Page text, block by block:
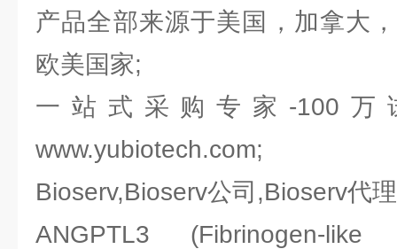
产品全部来源于美国，加拿大
欧美国家;
一站式采购专家-100万
www.yubiotech.com;
Bioserv,Bioserv公司,Bioserv代
ANGPTL3 (Fibrinogen-